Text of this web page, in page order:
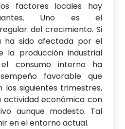
factores locales hay
Uno es el
del crecimiento. Si
ha sido afectada por el
la producción industrial
el consumo interno ha
favorable que
los siguientes trimestres,
actividad económica con
aunque modesto. Tal
en el entorno actual.